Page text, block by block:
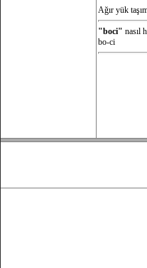
Ağır yük
"boci" nasıl
bo-ci